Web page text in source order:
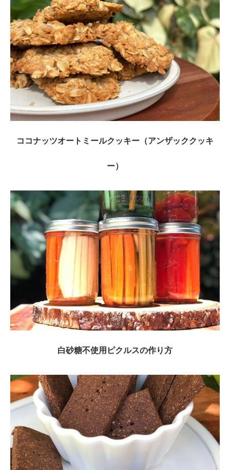
ココナッツオートミールクッキー（アンザッククッキ
ー）
白砂糖不使用ピクルスの作り方